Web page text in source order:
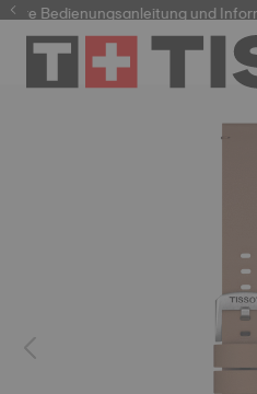
Bedienungsanleitung und